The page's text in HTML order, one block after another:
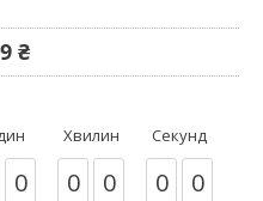
₴
0
Хвилин
0 0
Секунд
0 0